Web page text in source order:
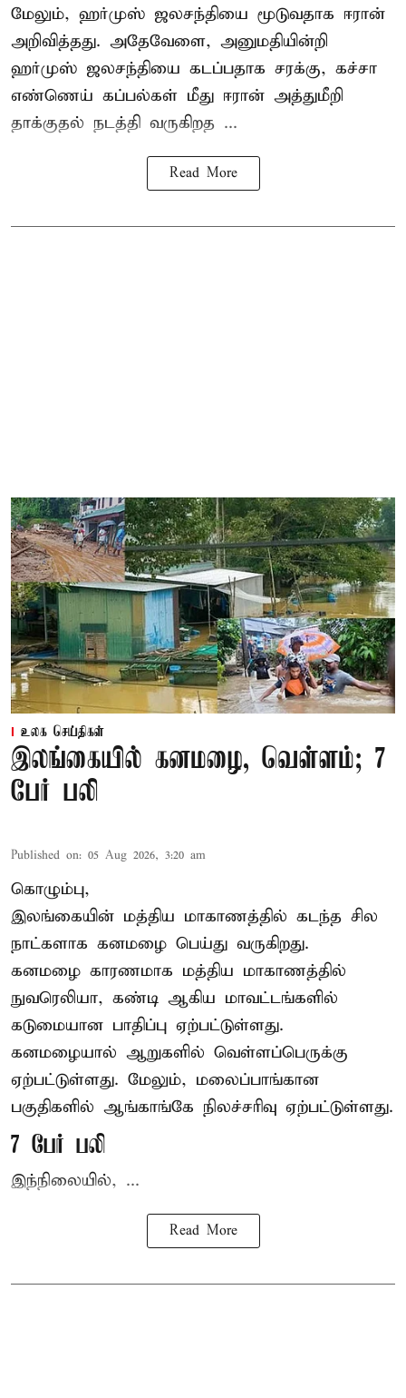
மேலும், ஹர்முஸ் ஜலசந்தியை மூடுவதாக ஈரான்
அறிவித்தது. அதேவேளை, அனுமதியின்றி
ஹர்முஸ் ஜலசந்தியை கடப்பதாக சரக்கு, கச்சா
எண்ணெய் கப்பல்கள் மீது ஈரான் அத்துமீறி
தாக்குதல் நடத்தி வருகிறத ...
Read More
உலக செய்திகள்
இலங்கையில் கனமழை, வெள்ளம்; 7
பேர் பலி
Published on: 05 Aug 2026, 3:20 am
கொழும்பு,
இலங்கையின் மத்திய மாகாணத்தில் கடந்த சில
நாட்களாக கனமழை பெய்து வருகிறது.
கனமழை காரணமாக மத்திய மாகாணத்தில்
நுவரெலியா, கண்டி ஆகிய மாவட்டங்களில்
கடுமையான பாதிப்பு ஏற்பட்டுள்ளது.
கனமழையால் ஆறுகளில் வெள்ளப்பெருக்கு
ஏற்பட்டுள்ளது. மேலும், மலைப்பாங்கான
பகுதிகளில் ஆங்காங்கே நிலச்சரிவு ஏற்பட்டுள்ளது.
7 பேர் பலி
இந்நிலையில், ...
Read More